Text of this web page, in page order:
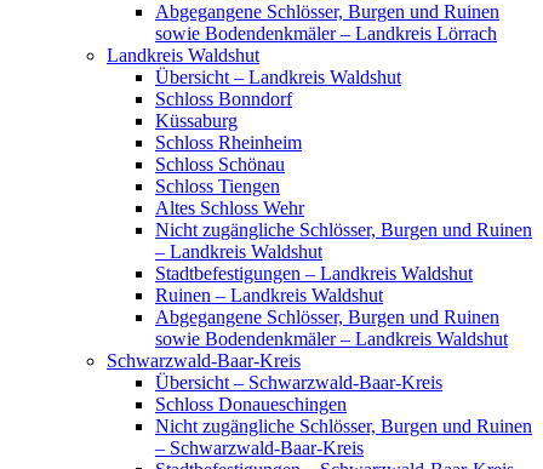
Abgegangene Schlösser, Burgen und Ruinen
sowie Bodendenkmäler – Landkreis Lörrach
Landkreis Waldshut
Übersicht – Landkreis Waldshut
Schloss Bonndorf
Küssaburg
Schloss Rheinheim
Schloss Schönau
Schloss Tiengen
Altes Schloss Wehr
Nicht zugängliche Schlösser, Burgen und Ruinen
– Landkreis Waldshut
Stadtbefestigungen – Landkreis Waldshut
Ruinen – Landkreis Waldshut
Abgegangene Schlösser, Burgen und Ruinen
sowie Bodendenkmäler – Landkreis Waldshut
Schwarzwald-Baar-Kreis
Übersicht – Schwarzwald-Baar-Kreis
Schloss Donaueschingen
Nicht zugängliche Schlösser, Burgen und Ruinen
– Schwarzwald-Baar-Kreis